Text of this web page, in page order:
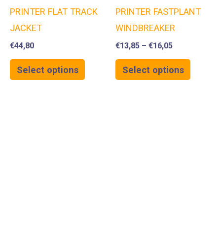
PRINTER FLAT TRACK
JACKET
€44,80
Select options
PRINTER FASTPLANT
WINDBREAKER
€13,85 – €16,05
Select options